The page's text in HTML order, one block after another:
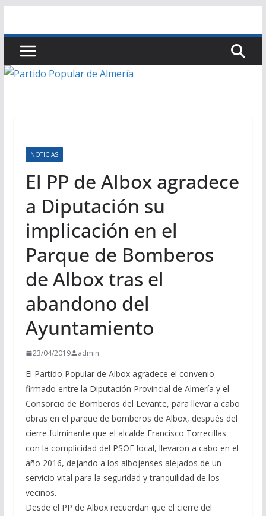
contenido
NOTICIAS
El PP de Albox agradece
a Diputación su
implicación en el
Parque de Bomberos
de Albox tras el
abandono del
Ayuntamiento
23/04/2019 admin
El Partido Popular de Albox agradece el convenio
firmado entre la Diputación Provincial de Almería y el
Consorcio de Bomberos del Levante, para llevar a cabo
obras en el parque de bomberos de Albox, después del
cierre fulminante que el alcalde Francisco Torrecillas
con la complicidad del PSOE local, llevaron a cabo en el
año 2016, dejando a los albojenses alejados de un
servicio vital para la seguridad y tranquilidad de los
vecinos.
Desde el PP de Albox recuerdan que el cierre del